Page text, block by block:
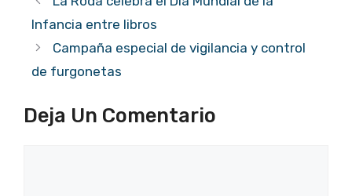
Infancia entre libros
Campaña especial de vigilancia y control
de furgonetas
Deja Un Comentario